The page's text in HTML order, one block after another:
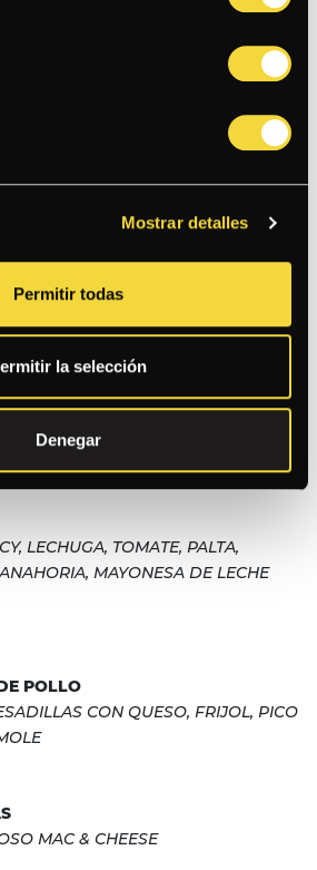
Mostrar detalles
Permitir todas
la selección
Denegar
BROSTER CON ENSALADA DE COL,
BBQ, LECHUGA, BLUE CHEESE,
HUEVO, TOCINO, QUESO AZUL,
VINAGRETA
LECHUGA, TOMATE, PALTA,
MAYONESA DE LECHE
POLLO
CON QUESO, FRIJOL, PICO
MAC & CHEESE